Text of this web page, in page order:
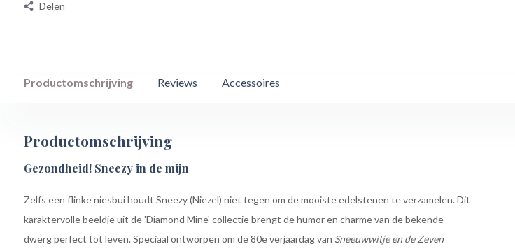
Delen
Productomschrijving Reviews Accessoires
Productomschrijving
Gezondheid! Sneezy in de mijn
Zelfs een flinke niesbui houdt Sneezy (Niezel) niet tegen om de mooiste edelstenen te verzamelen. Dit
karaktervolle beeldje uit de 'Diamond Mine' collectie brengt de humor en charme van de bekende
dwerg perfect tot leven. Speciaal ontworpen om de 80e verjaardag van Sneeuwwitje en de Zeven